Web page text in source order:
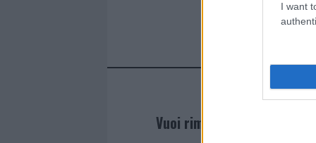
I want
Vuoi rimanere sempre